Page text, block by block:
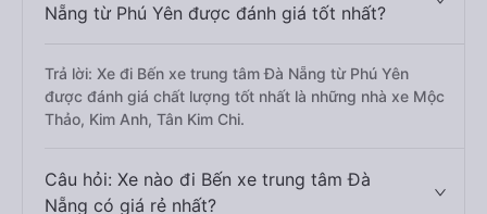
Nẵng từ Phú Yên được đánh giá tốt nhất?
Trả lời: Xe đi Bến xe trung tâm Đà Nẵng từ Phú Yên
được đánh giá chất lượng tốt nhất là những nhà xe Mộc
Thảo, Kim Anh, Tân Kim Chi.
Câu hỏi: Xe nào đi Bến xe trung tâm Đà
Nẵng có giá rẻ nhất?